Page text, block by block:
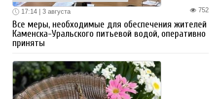
752
17:14 | 3 августа
Все меры, необходимые для обеспечения жителей
Каменска-Уральского питьевой водой, оперативно
приняты